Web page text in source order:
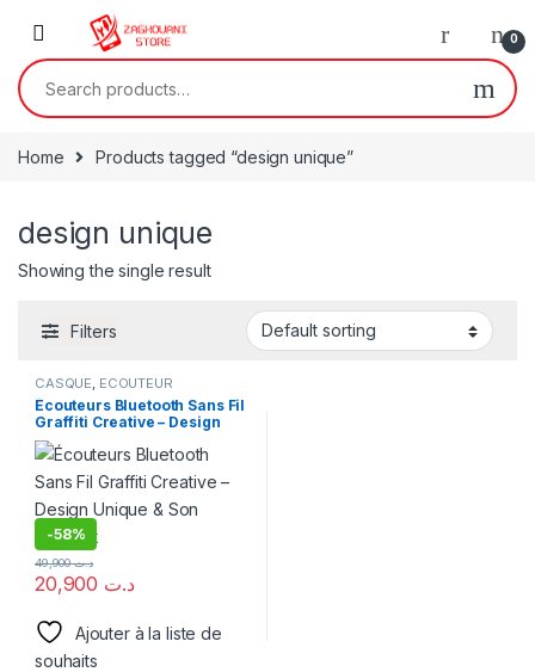
0
Home Products tagged “design unique”
design unique
Showing the single result
Filters
CASQUE, ECOUTEUR
Écouteurs Bluetooth Sans Fil
Graffiti Creative – Design
Unique & Son Puissant
-58%
د.ت
د.ت49,900
Ajouter à la liste de
souhaits